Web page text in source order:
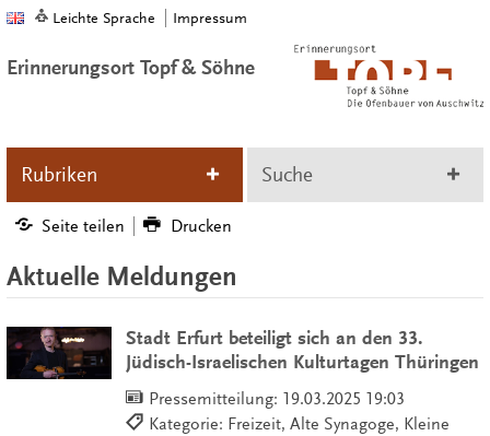
Leichte Sprache Impressum
Erinnerungsort Topf & Söhne
Rubriken Suche
Seite teilen Drucken
Aktuelle Meldungen
Stadt Erfurt beteiligt sich an den 33.
Jüdisch-Israelischen Kulturtagen Thüringen
Pressemitteilung: 19.03.2025 19:03
Kategorie: Freizeit, Alte Synagoge, Kleine